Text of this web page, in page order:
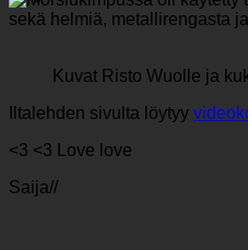
Kuvat Risto Wuolle ja
Iltalehden sivulta löytyy
<3 <3 Love love
Saija//